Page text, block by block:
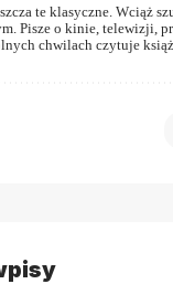
te klasyczne. Wciąż
Pisze o kinie, telewizji,
chwilach czytuje